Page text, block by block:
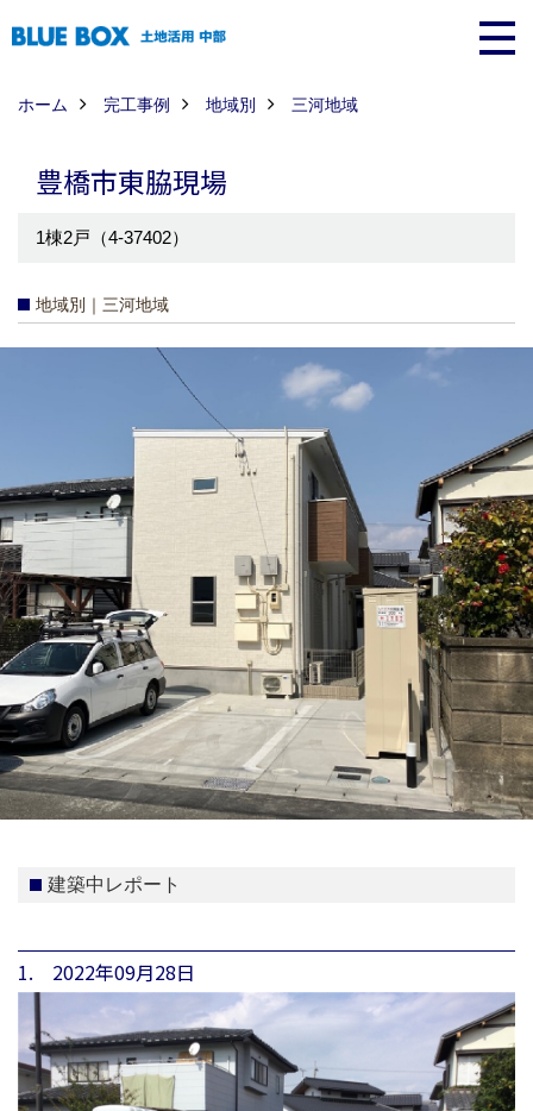
ホーム 完工事例 地域別 三河地域
豊橋市東脇現場
1棟2戸（4-37402）
地域別｜三河地域
建築中レポート
1. 2022年09月28日